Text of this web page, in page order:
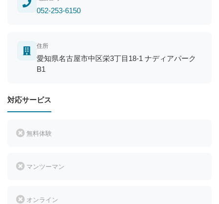
052-253-6150
住所
愛知県名古屋市中区栄3丁目18-1 ナディアパーク
B1
対応サービス
無料体験
マンツーマン
オンライン